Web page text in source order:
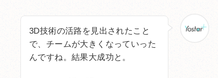
3D技術の活路を見出されたこと
で、チームが大きくなっていった
んですね。結果大成功と。